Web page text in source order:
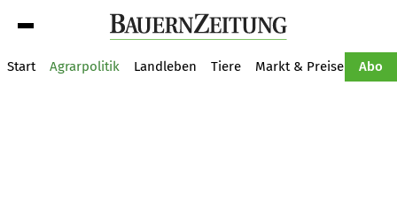
Start Agrarpolitik Landleben Tiere Markt & Preise Abo